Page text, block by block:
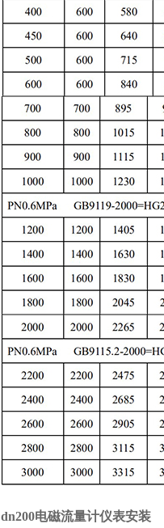
dn200电磁流量计仪表安装